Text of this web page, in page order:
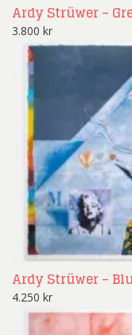
Ardy Strüwer –
3.800 kr
Ardy Strüwer –
4.250 kr